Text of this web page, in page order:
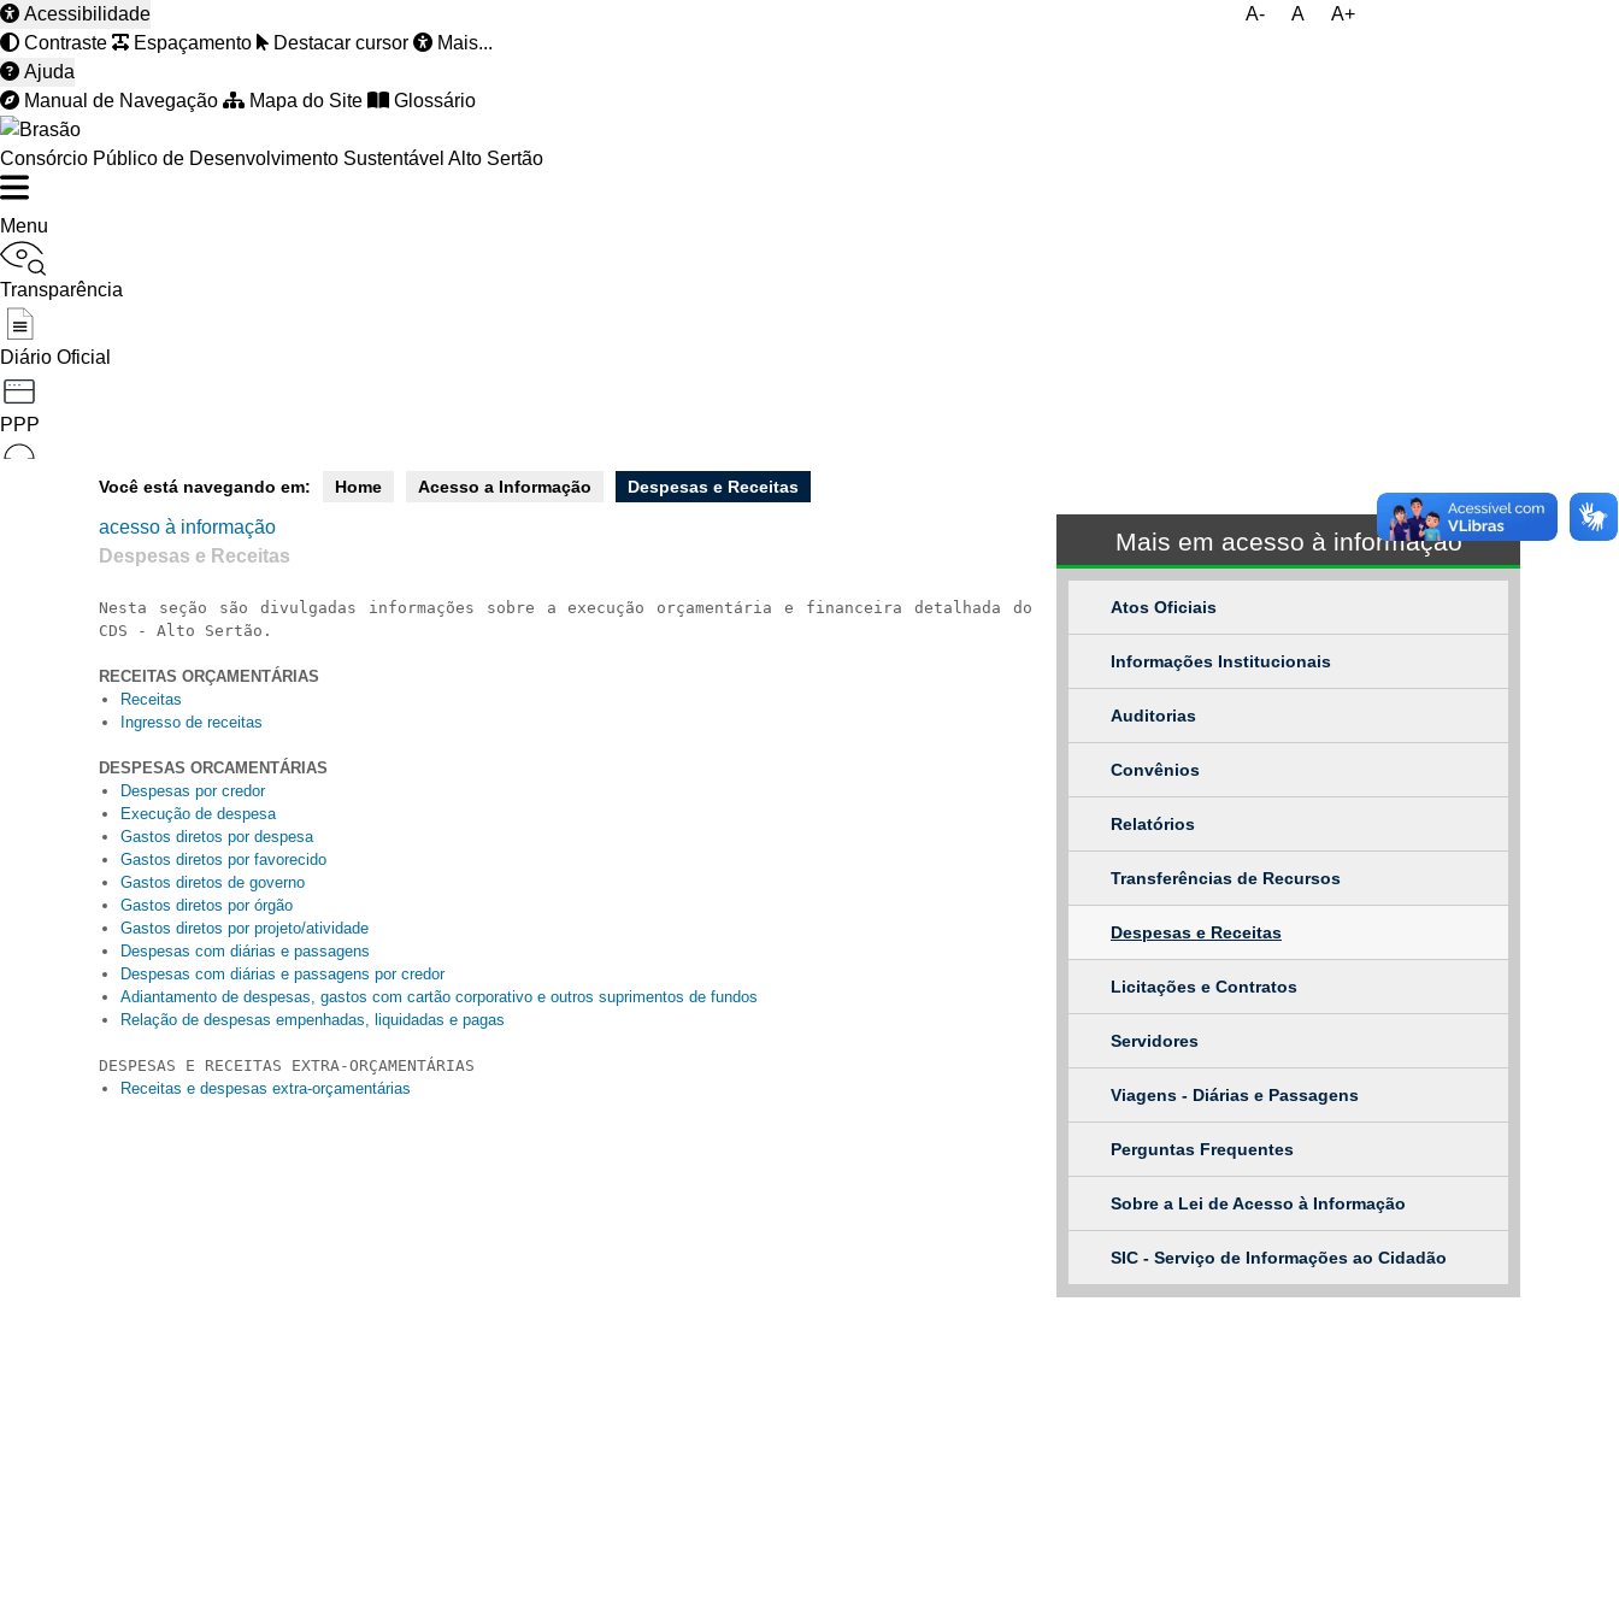
A- A A+
Acessibilidade
Contraste
Espaçamento Destacar cursor
Mais...
Ajuda
Manual de Navegação
Mapa do Site Glossário
Consórcio Público de Desenvolvimento Sustentável Alto Sertão
Menu
Transparência
Diário Oficial
PPP
Filtrar por todos
Acesso à Informação
Empresas
Prefeituras
Transparência
Fale conosco
Você está navegando em: Home Acesso a Informação Despesas e Receitas
Mais em acesso à informação
Atos Oficiais
Informações Institucionais
Auditorias
Convênios
Relatórios
Transferências de Recursos
Despesas e Receitas
Licitações e Contratos
Servidores
Viagens - Diárias e Passagens
Perguntas Frequentes
Sobre a Lei de Acesso à Informação
SIC - Serviço de Informações ao Cidadão
acesso à informação
Despesas e Receitas
Nesta seção são divulgadas informações sobre a execução orçamentária e financeira detalhada do
CDS - Alto Sertão.
RECEITAS ORÇAMENTÁRIAS
Receitas
Ingresso de receitas
DESPESAS ORCAMENTÁRIAS
Despesas por credor
Execução de despesa
Gastos diretos por despesa
Gastos diretos por favorecido
Gastos diretos de governo
Gastos diretos por órgão
Gastos diretos por projeto/atividade
Despesas com diárias e passagens
Despesas com diárias e passagens por credor
Adiantamento de despesas, gastos com cartão corporativo e outros suprimentos de fundos
Relação de despesas empenhadas, liquidadas e pagas
DESPESAS E RECEITAS EXTRA-ORÇAMENTÁRIAS
Receitas e despesas extra-orçamentárias